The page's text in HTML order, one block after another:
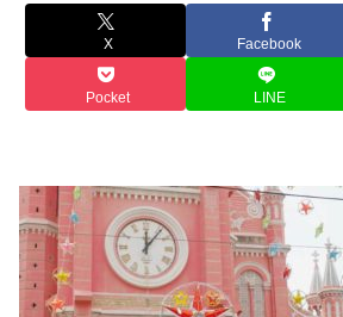
X Facebook
Pocket LINE